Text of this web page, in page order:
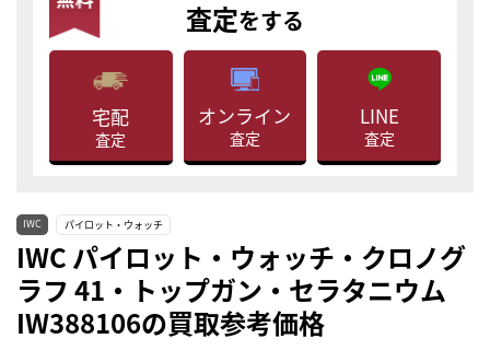
査定をする
宅配
査定
オンライン
査定
LINE
査定
IWC パイロット・ウォッチ
IWC パイロット・ウォッチ・クロノグ
ラフ 41・トップガン・セラタニウム
IW388106の買取参考価格